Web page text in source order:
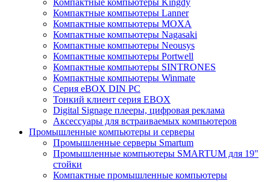
Компактные компьютеры Kingdy
Компактные компьютеры Lanner
Компактные компьютеры MOXA
Компактные компьютеры Nagasaki
Компактные компьютеры Neousys
Компактные компьютеры Portwell
Компактные компьютеры SINTRONES
Компактные компьютеры Winmate
Серия eBOX DIN PC
Тонкий клиент серия EBOX
Digital Signage плееры, цифровая реклама
Аксессуары для встраиваемых компьютеров
Промышленные компьютеры и серверы
Промышленные серверы Smartum
Промышленные компьютеры SMARTUM для 19"
стойки
Компактные промышленные компьютеры